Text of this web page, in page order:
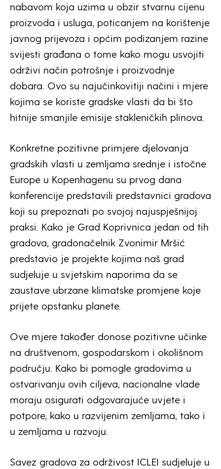
nabavom koja uzima u obzir stvarnu cijenu
proizvoda i usluga, poticanjem na korištenje
javnog prijevoza i općim podizanjem razine
svijesti građana o tome kako mogu usvojiti
održivi način potrošnje i proizvodnje
dobara. Ovo su najučinkovitiji načini i mjere
kojima se koriste gradske vlasti da bi što
hitnije smanjile emisije stakleničkih plinova.
Konkretne pozitivne primjere djelovanja
gradskih vlasti u zemljama srednje i istočne
Europe u Kopenhagenu su prvog dana
konferencije predstavili predstavnici gradova
koji su prepoznati po svojoj najuspješnijoj
praksi. Kako je Grad Koprivnica jedan od tih
gradova, gradonačelnik Zvonimir Mršić
predstavio je projekte kojima naš grad
sudjeluje u svjetskim naporima da se
zaustave ubrzane klimatske promjene koje
prijete opstanku planete.
Ove mjere također donose pozitivne učinke
na društvenom, gospodarskom i okolišnom
području. Kako bi pomogle gradovima u
ostvarivanju ovih ciljeva, nacionalne vlade
moraju osigurati odgovarajuće uvjete i
potpore, kako u razvijenim zemljama, tako i
u zemljama u razvoju.
Savez gradova za održivost ICLEI sudjeluje u